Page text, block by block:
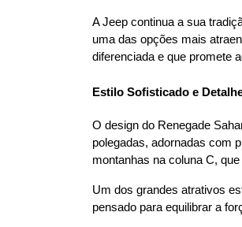
A Jeep continua a sua
uma das opções mais
diferenciada e que promete
Estilo Sofisticado e
O design do Renegade
polegadas, adornadas com
montanhas na coluna C,
Um dos grandes atrativos
pensado para equilibrar a